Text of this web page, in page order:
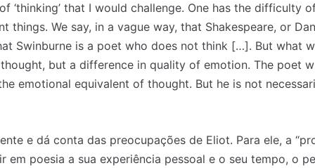
‘thinking’ that I would challenge. One has the difficulty
things. We say, in a vague way, that Shakespeare, or
Swinburne is a poet who does not think […]. But what
but a difference in quality of emotion. The poet
emotional equivalent of thought. But he is not
e dá conta das preocupações de Eliot. Para ele, a
em poesia a sua experiência pessoal e o seu tempo, o